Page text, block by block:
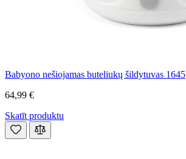
Babyono nešiojamas buteliukų šildytuvas 1645
64,99 €
Skatīt produktu